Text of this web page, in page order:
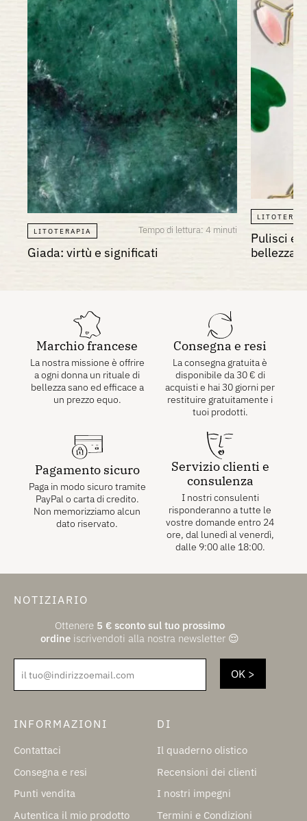
LITOTERAPIA Tempo di lettura: 4 minuti
Giada: virtù e significati
Pulisci e
bellezza
Marchio francese
La nostra missione è offrire
a ogni donna un rituale di
bellezza sano ed efficace a
un prezzo equo.
Consegna e resi
La consegna gratuita è
disponibile da 30 € di
acquisti e hai 30 giorni per
restituire gratuitamente i
tuoi prodotti.
Pagamento sicuro
Paga in modo sicuro tramite
PayPal o carta di credito.
Non memorizziamo alcun
dato riservato.
Servizio clienti e
consulenza
I nostri consulenti
risponderanno a tutte le
vostre domande entro 24
ore, dal lunedì al venerdì,
dalle 9:00 alle 18:00.
NOTIZIARIO
Ottenere 5 € sconto sul tuo prossimo
ordine iscrivendoti alla nostra newsletter 😌
il tuo@indirizzoemail.com
INFORMAZIONI
Contattaci
Consegna e resi
Punti vendita
Autentica il mio prodotto
DI
Il quaderno olistico
Recensioni dei clienti
I nostri impegni
Termini e Condizioni